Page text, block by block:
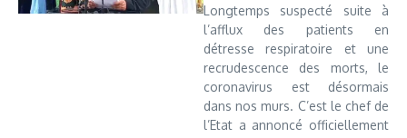
Longtemps suspecté suite à
l’afflux des patients en
détresse respiratoire et une
recrudescence des morts, le
coronavirus est désormais
dans nos murs. C’est le chef de
l’Etat a annoncé officiellement